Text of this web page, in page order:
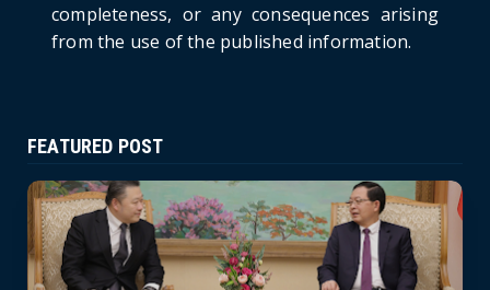
completeness, or any consequences arising
from the use of the published information.
FEATURED POST